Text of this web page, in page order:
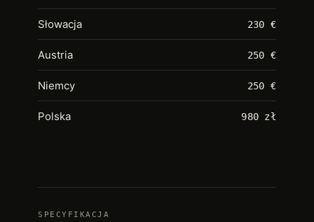
Słowacja 230 €
Austria 250 €
Niemcy 250 €
Polska 980 zł
SPECYFIKACJA